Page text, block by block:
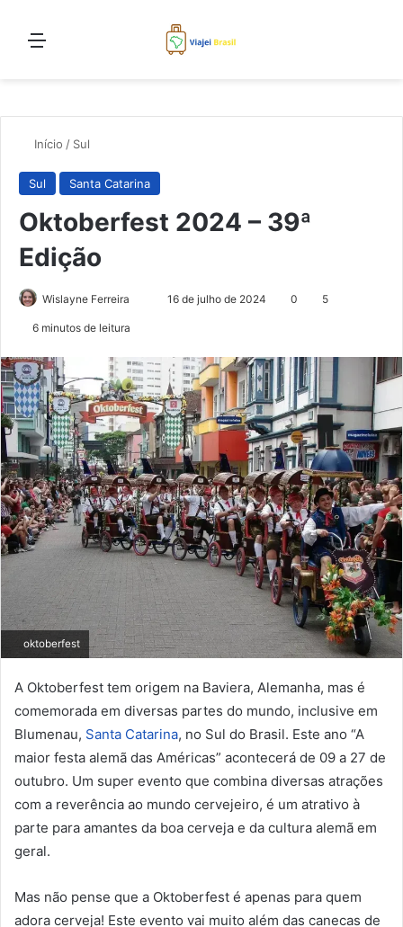
Menu
Início / Sul
Sul Santa Catarina
Oktoberfest 2024 – 39ª
Edição
Wislayne Ferreira
Mande
mail
16 de julho de 2024 0 5
6 minutos de leitura
oktoberfest
A Oktoberfest tem origem na Baviera, Alemanha, mas é
comemorada em diversas partes do mundo, inclusive em
Blumenau, Santa Catarina, no Sul do Brasil. Este ano “A
maior festa alemã das Américas” acontecerá de 09 a 27 de
outubro. Um super evento que combina diversas atrações
com a reverência ao mundo cervejeiro, é um atrativo à
parte para amantes da boa cerveja e da cultura alemã em
geral.
Mas não pense que a Oktoberfest é apenas para quem
adora cerveja! Este evento vai muito além das canecas de